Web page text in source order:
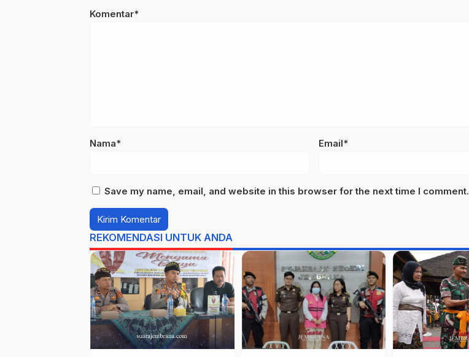
Komentar*
Nama* Email*
Save my name, email, and website in this browser for the next time I comment.
REKOMENDASI UNTUK ANDA